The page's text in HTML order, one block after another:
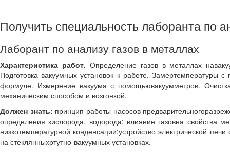
Получить специальность лаборанта по
Лаборант по анализу газов в металлах
Характеристика работ. Определение газов в металлах
Подготовка вакуумных установок к работе.
формуле. Измерение вакуума с помощьювакуумметров.
механическим способом и возгонкой.
Должен знать: принцип работы насосов
определения кислорода, водорода; влияние газовна свойства
низкотемпературной конденсации;устройство электрической
на стеклянныхртутно-вакуумных установках.